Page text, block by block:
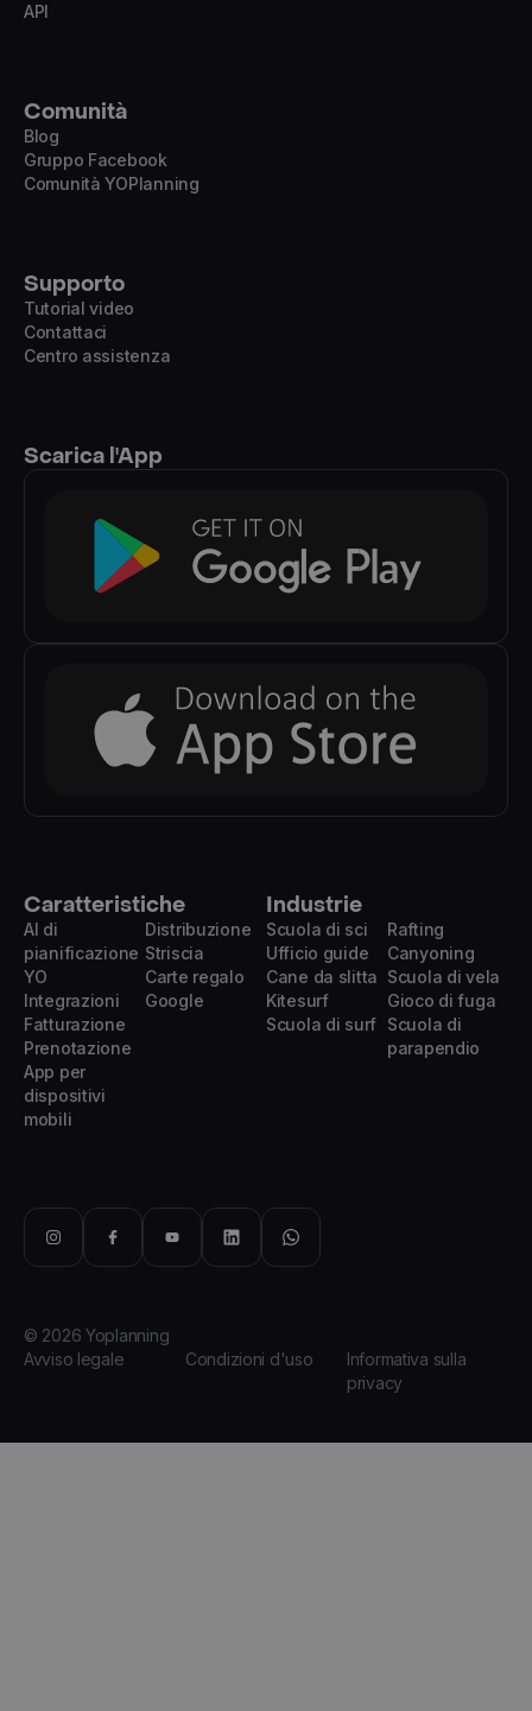
API
Comunità
Blog
Gruppo Facebook
Comunità YOPlanning
Supporto
Tutorial video
Contattaci
Centro assistenza
Scarica l'App
Caratteristiche
AI di
pianificazione
YO
Integrazioni
Fatturazione
Prenotazione
App per
dispositivi
mobili
Distribuzione
Striscia
Carte regalo
Google
Industrie
Rafting
Canyoning
Scuola di vela
Gioco di fuga
Scuola di
parapendio
Scuola di sci
Ufficio guide
Cane da slitta
Kitesurf
Scuola di surf
© 2026 Yoplanning
Avviso legale
Condizioni d'uso
Informativa sulla
privacy